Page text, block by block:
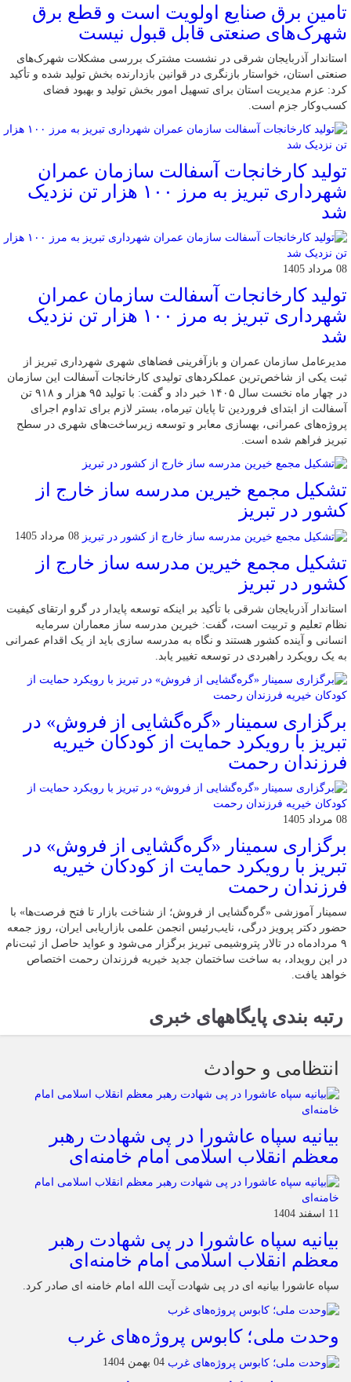
تامین برق صنایع اولویت است و قطع برق
شهرک‌های صنعتی قابل قبول نیست
استاندار آذربایجان شرقی در نشست مشترک بررسی مشکلات شهرک‌های
صنعتی استان، خواستار بازنگری در قوانین بازدارنده بخش تولید شده و تأکید
کرد: عزم مدیریت استان برای تسهیل امور بخش تولید و بهبود فضای
کسب‌وکار جزم است.
تولید کارخانجات آسفالت سازمان عمران
شهرداری تبریز به مرز ۱۰۰ هزار تن نزدیک
شد
08 مرداد 1405
تولید کارخانجات آسفالت سازمان عمران
شهرداری تبریز به مرز ۱۰۰ هزار تن نزدیک
شد
مدیرعامل سازمان عمران و بازآفرینی فضاهای شهری شهرداری تبریز از
ثبت یکی از شاخص‌ترین عملکردهای تولیدی کارخانجات آسفالت این سازمان
در چهار ماه نخست سال ۱۴۰۵ خبر داد و گفت: با تولید ۹۵ هزار و ۹۱۸ تن
آسفالت از ابتدای فروردین تا پایان تیرماه، بستر لازم برای تداوم اجرای
پروژه‌های عمرانی، بهسازی معابر و توسعه زیرساخت‌های شهری در سطح
تبریز فراهم شده است.
تشکیل مجمع خیرین مدرسه ‌ساز خارج از
کشور در تبریز
08 مرداد 1405
تشکیل مجمع خیرین مدرسه ‌ساز خارج از
کشور در تبریز
استاندار آذربایجان شرقی با تأکید بر اینکه توسعه پایدار در گرو ارتقای کیفیت
نظام تعلیم و تربیت است، گفت: خیرین مدرسه ‌ساز معماران سرمایه
انسانی و آینده کشور هستند و نگاه به مدرسه‌ سازی باید از یک اقدام عمرانی
به یک رویکرد راهبردی در توسعه تغییر یابد.
برگزاری سمینار «گره‌گشایی از فروش» در
تبریز با رویکرد حمایت از کودکان خیریه
فرزندان رحمت
08 مرداد 1405
برگزاری سمینار «گره‌گشایی از فروش» در
تبریز با رویکرد حمایت از کودکان خیریه
فرزندان رحمت
سمینار آموزشی «گره‌گشایی از فروش؛ از شناخت بازار تا فتح فرصت‌ها» با
حضور دکتر پرویز درگی، نایب‌رئیس انجمن علمی بازاریابی ایران، روز جمعه
۹ مردادماه در تالار پتروشیمی تبریز برگزار می‌شود و عواید حاصل از ثبت‌نام
در این رویداد، به ساخت ساختمان جدید خیریه فرزندان رحمت اختصاص
خواهد یافت.
رتبه بندی پایگاههای خبری
انتظامی و حوادث
بیانیه سپاه عاشورا در پی شهادت رهبر
معظم انقلاب اسلامی امام خامنه‌ای
11 اسفند 1404
بیانیه سپاه عاشورا در پی شهادت رهبر
معظم انقلاب اسلامی امام خامنه‌ای
سپاه عاشورا بیانیه ای در پی شهادت آیت الله امام خامنه ای صادر کرد.
وحدت ملی؛ کابوس پروژه‌های غرب
04 بهمن 1404